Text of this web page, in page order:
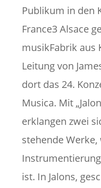
Publikum in den
France3 Alsace
musikFabrik aus
Leitung von
dort das 24.
Musica. Mit
erklangen zwei
stehende
ist. In Jalons,